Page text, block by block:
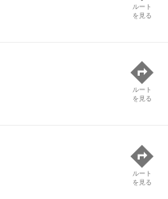
ルート
を見る
ルート
を見る
ルート
を見る